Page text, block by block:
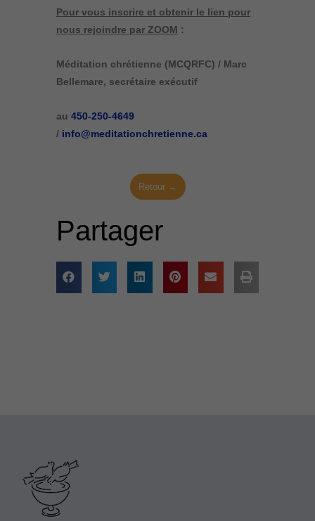
Pour vous inscrire et obtenir le lien pour
nous rejoindre par ZOOM :
Méditation chrétienne (MCQRFC) / Marc
Bellemare, secrétaire exécutif
au 450-250-4649
/ info@meditationchretienne.ca
Retour →
Partager